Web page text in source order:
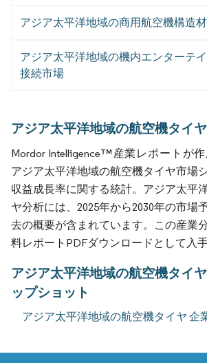
アジア太平洋地域の商用航空機構造
アジア太平洋地域の機内エンターテ
接続市場
アジア太平洋地域の航空機タイ
Mordor Intelligence™産業レポートが
アジア太平洋地域の航空機タイヤ市場
収益成長率に関する統計。アジア太平
ヤ分析には、2025年から2030年の市場
去の概要が含まれています。この産業
料レポートPDFダウンロードとして入
アジア太平洋地域の航空機タイ
ップショット
アジア太平洋地域の航空機タイヤ 企